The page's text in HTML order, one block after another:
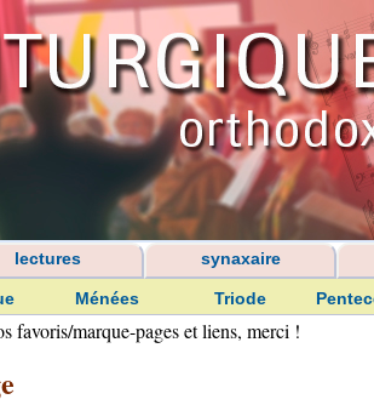
lectures synaxaire
Ménées Triode
favoris/marque-pages et liens, merci !